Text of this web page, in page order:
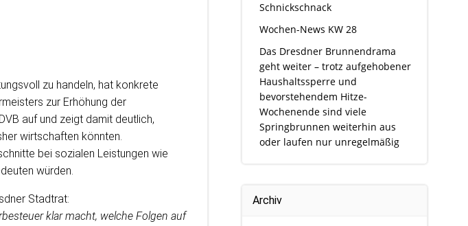
zu handeln, hat konkrete
zur Erhöhung der
auf und zeigt damit deutlich,
wirtschaften könnten.
bei sozialen Leistungen wie
würden.
Stadtrat:
klar macht, welche Folgen auf
Schnickschnack
Wochen-News KW 28
Das Dresdner Brunnendrama
geht weiter – trotz aufgehobener
Haushaltssperre und
bevorstehendem Hitze-
Wochenende sind viele
Springbrunnen weiterhin aus
oder laufen nur unregelmäßig
Archiv